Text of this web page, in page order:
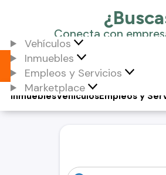
Vehículos
Inmuebles
Empleos y Servicios
Marketplace
Vehículos
Inmuebles Empleos y